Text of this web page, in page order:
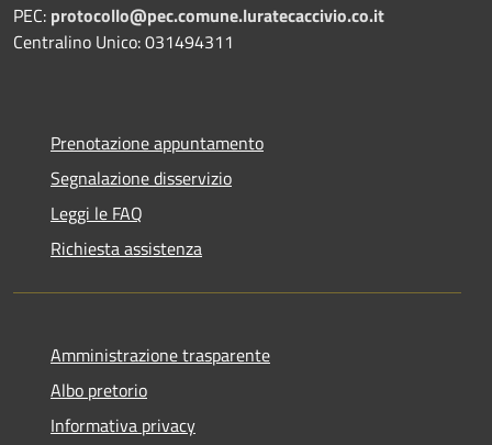
PEC: protocollo@pec.comune.luratecaccivio.co.it
Centralino Unico: 031494311
Prenotazione appuntamento
Segnalazione disservizio
Leggi le FAQ
Richiesta assistenza
Amministrazione trasparente
Albo pretorio
Informativa privacy